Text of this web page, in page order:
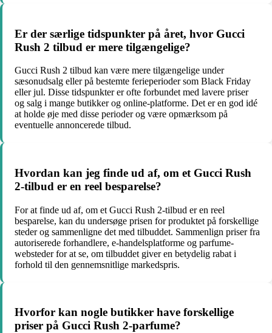
Er der særlige tidspunkter på året, hvor Gucci
Rush 2 tilbud er mere tilgængelige?
Gucci Rush 2 tilbud kan være mere tilgængelige under
sæsonudsalg eller på bestemte ferieperioder som Black Friday
eller jul. Disse tidspunkter er ofte forbundet med lavere priser
og salg i mange butikker og online-platforme. Det er en god idé
at holde øje med disse perioder og være opmærksom på
eventuelle annoncerede tilbud.
Hvordan kan jeg finde ud af, om et Gucci Rush
2-tilbud er en reel besparelse?
For at finde ud af, om et Gucci Rush 2-tilbud er en reel
besparelse, kan du undersøge prisen for produktet på forskellige
steder og sammenligne det med tilbuddet. Sammenlign priser fra
autoriserede forhandlere, e-handelsplatforme og parfume-
websteder for at se, om tilbuddet giver en betydelig rabat i
forhold til den gennemsnitlige markedspris.
Hvorfor kan nogle butikker have forskellige
priser på Gucci Rush 2-parfume?